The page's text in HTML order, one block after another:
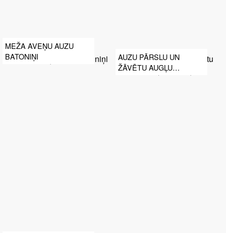
MEŽA AVEŅU AUZU
BATONIŅI
AUZU PĀRSLU UN
ŽĀVĒTU AUGĻU